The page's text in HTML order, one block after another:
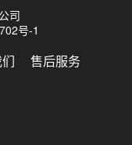
司
号-1
售后服务